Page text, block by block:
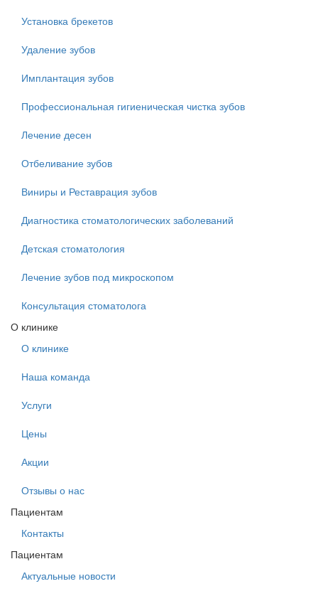
Установка брекетов
Удаление зубов
Имплантация зубов
Профессиональная гигиеническая чистка зубов
Лечение десен
Отбеливание зубов
Виниры и Реставрация зубов
Диагностика стоматологических заболеваний
Детская стоматология
Лечение зубов под микроскопом
Консультация стоматолога
О клинике
О клинике
Наша команда
Услуги
Цены
Акции
Отзывы о нас
Пациентам
Контакты
Пациентам
Актуальные новости